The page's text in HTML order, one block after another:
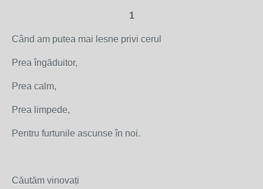
1
Când am putea mai lesne privi cerul
Prea îngăduitor,
Prea calm,
Prea limpede,
Pentru furtunile ascunse în noi.
Căutăm vinovați